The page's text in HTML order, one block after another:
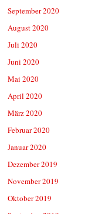
September 2020
August 2020
Juli 2020
Juni 2020
Mai 2020
April 2020
März 2020
Februar 2020
Januar 2020
Dezember 2019
November 2019
Oktober 2019